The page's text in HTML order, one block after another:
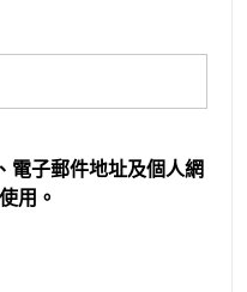
電子郵件地址及個人網
用。